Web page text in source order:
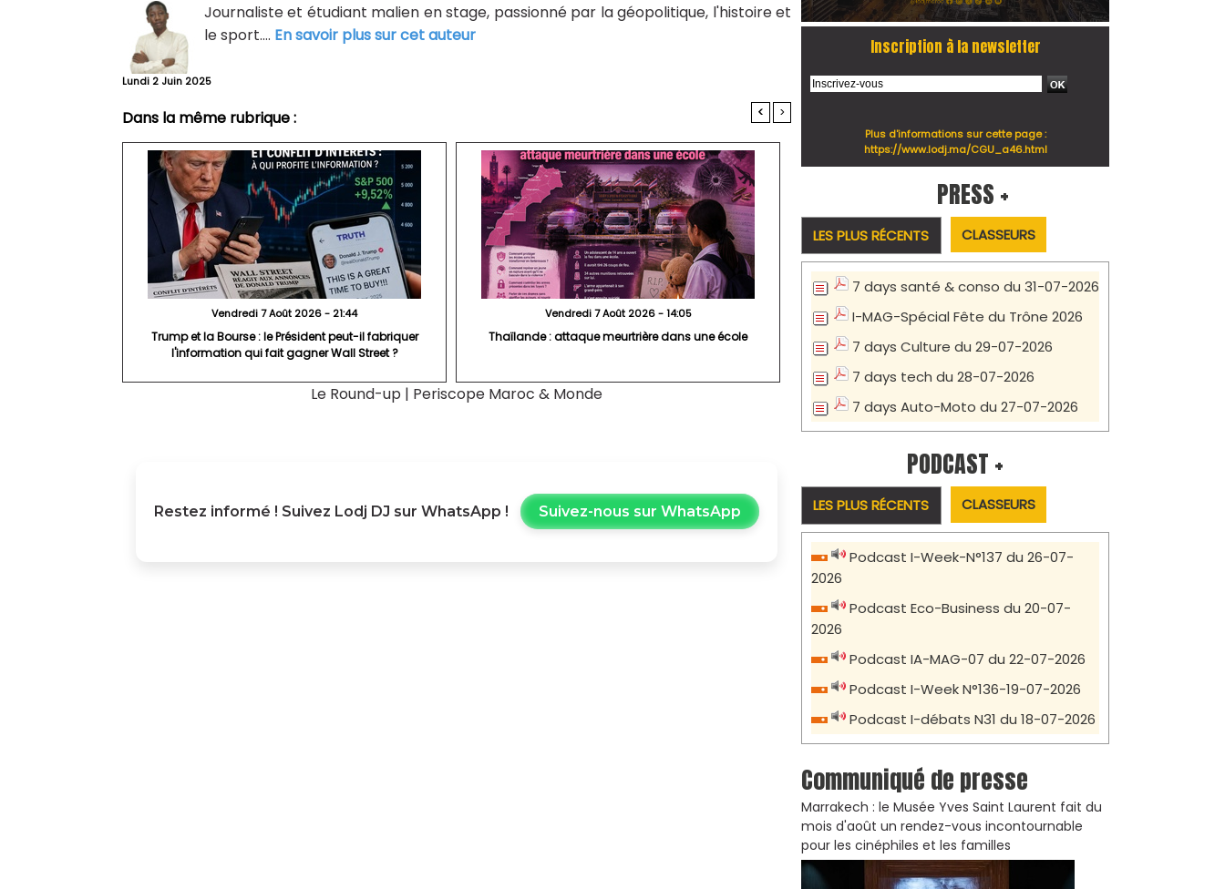
Journaliste et étudiant malien en stage, passionné par la géopolitique, l'histoire et
le sport.... En savoir plus sur cet auteur
Lundi 2 Juin 2025
Dans la même rubrique : < >
Vendredi 7 Août 2026 - 21:44
Trump et la Bourse : le Président peut-il fabriquer
l'information qui fait gagner Wall Street ?
Vendredi 7 Août 2026 - 14:05
Thaïlande : attaque meurtrière dans une école
Le Round-up | Periscope Maroc & Monde
Restez informé ! Suivez Lodj DJ sur WhatsApp ! Suivez-nous sur WhatsApp
Inscription à la newsletter
Plus d'informations sur cette page :
https://www.lodj.ma/CGU_a46.html
PRESS +
LES PLUS RÉCENTS CLASSEURS
7 days santé & conso du 31-07-2026
I-MAG-Spécial Fête du Trône 2026
7 days Culture du 29-07-2026
7 days tech du 28-07-2026
7 days Auto-Moto du 27-07-2026
PODCAST +
LES PLUS RÉCENTS CLASSEURS
Podcast I-Week-N°137 du 26-07-
2026
Podcast Eco-Business du 20-07-
2026
Podcast IA-MAG-07 du 22-07-2026
Podcast I-Week N°136-19-07-2026
Podcast I-débats N31 du 18-07-2026
Communiqué de presse
Marrakech : le Musée Yves Saint Laurent fait du
mois d'août un rendez-vous incontournable
pour les cinéphiles et les familles